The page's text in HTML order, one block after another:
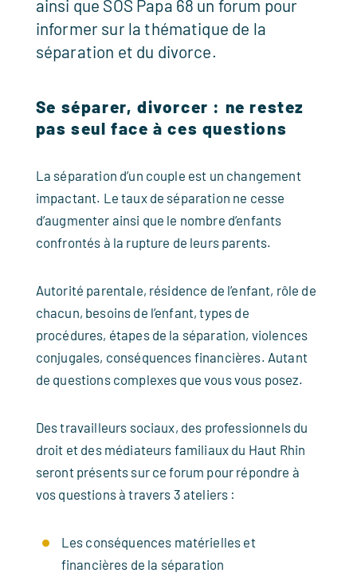
ainsi que SOS Papa 68 un forum pour
informer sur la thématique de la
séparation et du divorce.
Se séparer, divorcer : ne restez
pas seul face à ces questions
La séparation d’un couple est un changement
impactant. Le taux de séparation ne cesse
d’augmenter ainsi que le nombre d’enfants
confrontés à la rupture de leurs parents.
Autorité parentale, résidence de l’enfant, rôle de
chacun, besoins de l’enfant, types de
procédures, étapes de la séparation, violences
conjugales, conséquences financières. Autant
de questions complexes que vous vous posez.
Des travailleurs sociaux, des professionnels du
droit et des médiateurs familiaux du Haut Rhin
seront présents sur ce forum pour répondre à
vos questions à travers 3 ateliers :
Les conséquences matérielles et
financières de la séparation